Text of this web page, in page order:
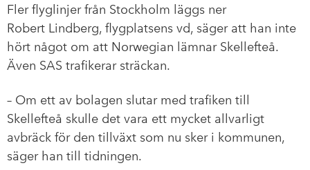
Fler flyglinjer från Stockholm läggs ner
Robert Lindberg, flygplatsens vd, säger att han inte
hört något om att Norwegian lämnar Skellefteå.
Även SAS trafikerar sträckan.
– Om ett av bolagen slutar med trafiken till
Skellefteå skulle det vara ett mycket allvarligt
avbräck för den tillväxt som nu sker i kommunen,
säger han till tidningen.